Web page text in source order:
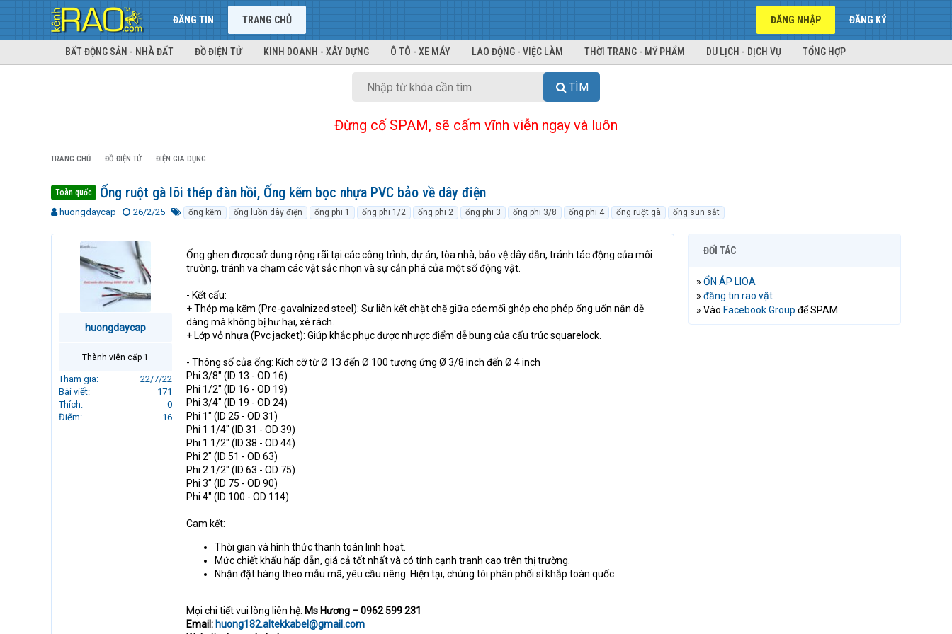
ĐĂNG TIN TRANG CHỦ ĐĂNG NHẬP ĐĂNG KÝ
BẤT ĐỘNG SẢN - NHÀ ĐẤT ĐỒ ĐIỆN TỬ KINH DOANH - XÂY DỰNG Ô TÔ - XE MÁY LAO ĐỘNG - VIỆC LÀM THỜI TRANG - MỸ PHẨM DU LỊCH - DỊCH VỤ TỔNG HỢP
TÌM
Đừng cố SPAM, sẽ cấm vĩnh viễn ngay và luôn
TRANG CHỦ ĐỒ ĐIỆN TỬ ĐIỆN GIA DỤNG
Toàn quốc Ống ruột gà lõi thép đàn hồi, Ống kẽm bọc nhựa PVC bảo về dây điện
T
r
huongdaycap
N
à
y
g
i
26/2/25
k
h
ó
ống kẽm ống luồn dây điện ống phi 1 ống phi 1/2 ống phi 2 ống phi 3 ống phi 3/8 ống phi 4 ống ruột gà ống sun sắt
huongdaycap
Thành viên cấp 1
Tham gia
22/7/22
Bài viết
171
Thích
0
Điểm
16
Ống ghen được sử dụng rộng rãi tại các công trình, dự án, tòa nhà, bảo vệ dây dẫn, tránh tác động của môi
trường, tránh va chạm các vật sắc nhọn và sự cắn phá của một số động vật.
- Kết cấu:
+ Thép mạ kẽm (Pre-gavalnized steel): Sự liên kết chặt chẽ giữa các mối ghép cho phép ống uốn nắn dễ
dàng mà không bị hư hại, xé rách.
+ Lớp vỏ nhựa (Pvc jacket): Giúp khắc phục được nhược điểm dễ bung của cấu trúc squarelock.
- Thông số của ống: Kích cỡ từ Ø 13 đến Ø 100 tương ứng Ø 3/8 inch đến Ø 4 inch
Phi 3/8" (ID 13 - OD 16)
Phi 1/2" (ID 16 - OD 19)
Phi 3/4" (ID 19 - OD 24)
Phi 1" (ID 25 - OD 31)
Phi 1 1/4" (ID 31 - OD 39)
Phi 1 1/2" (ID 38 - OD 44)
Phi 2" (ID 51 - OD 63)
Phi 2 1/2" (ID 63 - OD 75)
Phi 3" (ID 75 - OD 90)
Phi 4" (ID 100 - OD 114)
Cam kết:
Thời gian và hình thức thanh toán linh hoạt.
Mức chiết khấu hấp dẫn, giá cả tốt nhất và có tính cạnh tranh cao trên thị trường.
Nhận đặt hàng theo mẫu mã, yêu cầu riêng. Hiện tại, chúng tôi phân phối sỉ khắp toàn quốc
Mọi chi tiết vui lòng liên hệ: Ms Hương –0962 599 231
Email: huong182.altekkabel@gmail.com
ĐỐI TÁC
» ỔN ÁP LIOA
» đăng tin rao vặt
» Vào Facebook Group để SPAM